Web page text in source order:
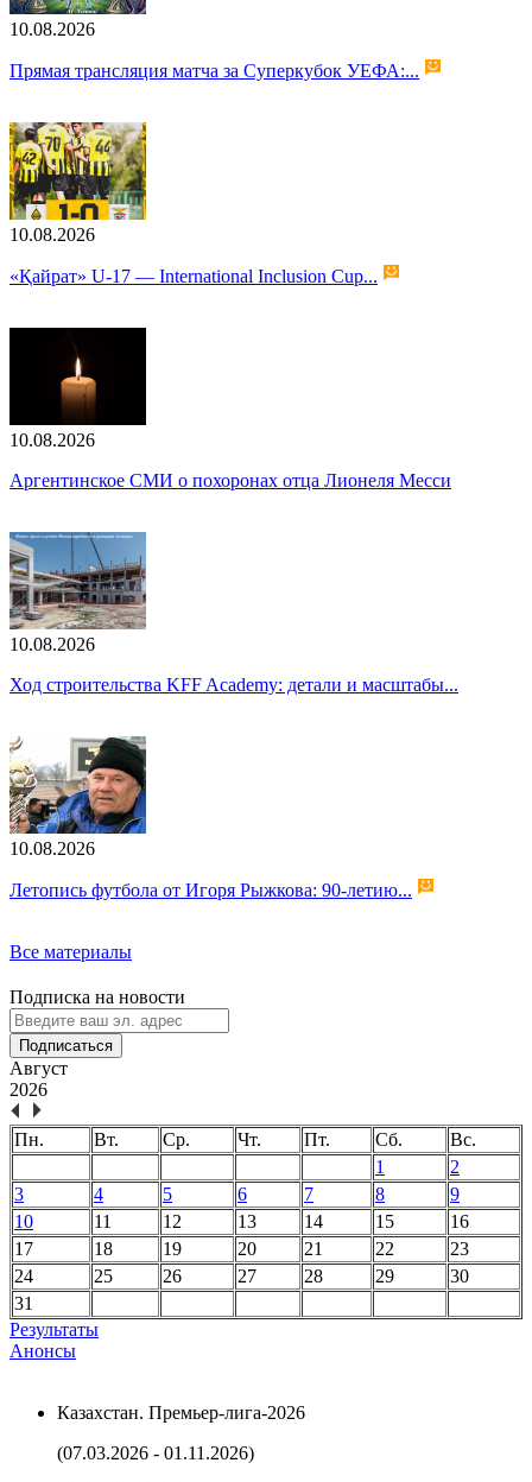
10.08.2026
Прямая трансляция матча за Суперкубок УЕФА:...
10.08.2026
«Қайрат» U-17 — International Inclusion Cup...
10.08.2026
Аргентинское СМИ о похоронах отца Лионеля Месси
10.08.2026
Ход строительства KFF Academy: детали и масштабы...
10.08.2026
Летопись футбола от Игоря Рыжкова: 90-летию...
Все материалы
Подписка на новости
Подписаться
Август
2026
Пн. Вт. Ср. Чт. Пт. Сб.
Вс.
1
2
3
4 5 6 7 8
9
10
11 12 13 14 15
16
17
18 19 20 21 22
23
24
25 26 27 28 29
30
31
Результаты
Анонсы
Казахстан. Премьер-лига-2026
(07.03.2026 - 01.11.2026)